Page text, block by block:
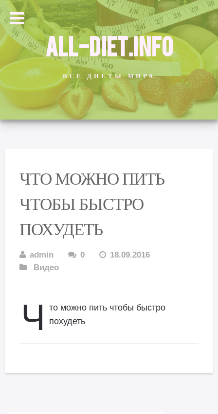
ALL-DIET.INFO
ВСЕ ДИЕТЫ МИРА
ЧТО МОЖНО ПИТЬ
ЧТОБЫ БЫСТРО
ПОХУДЕТЬ
admin 0
18.09.2016
Видео
Ч
то можно пить чтобы быстро
похудеть